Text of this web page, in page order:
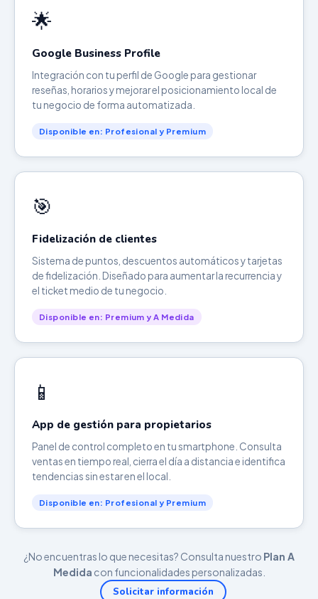
🌟
Google Business Profile
Integración con tu perfil de Google para gestionar
reseñas, horarios y mejorar el posicionamiento local de
tu negocio de forma automatizada.
Disponible en: Profesional y Premium
🎯
Fidelización de clientes
Sistema de puntos, descuentos automáticos y tarjetas
de fidelización. Diseñado para aumentar la recurrencia y
el ticket medio de tu negocio.
Disponible en: Premium y A Medida
📱
App de gestión para propietarios
Panel de control completo en tu smartphone. Consulta
ventas en tiempo real, cierra el día a distancia e identifica
tendencias sin estar en el local.
Disponible en: Profesional y Premium
¿No encuentras lo que necesitas? Consulta nuestro Plan A
Medida con funcionalidades personalizadas.
Solicitar información